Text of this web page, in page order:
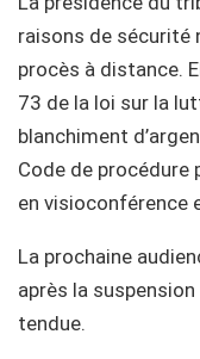
raisons de sécurité
procès à distance.
73 de la loi sur la
blanchiment
Code de procédure
en visioconférence
La prochaine
après la
tendue.